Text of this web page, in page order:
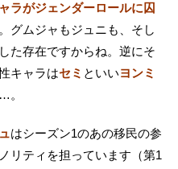
ラがジェンダーロールに囚
グムジャもジュニも、そし
た存在ですからね。逆にそ
キャラはセミ といいヨンミ
。
はシーズン1のあの移民の参
リティを担っています（第1